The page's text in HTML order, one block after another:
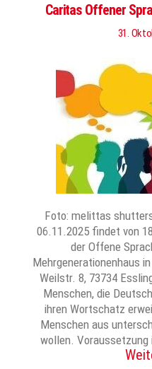
Caritas Offener
31.
Foto: melittas
06.11.2025 findet von
der Offene
Mehrgenerationenhaus
Weilstr. 8, 73734
Menschen, die
ihren Wortschatz
Menschen aus
wollen. Voraussetzung